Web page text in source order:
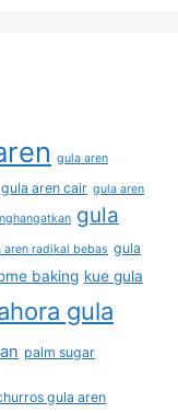
gula aren
gula aren cair gula aren
gula
aren radikal bebas gula
baking kue gula
gula
palm sugar
gula aren